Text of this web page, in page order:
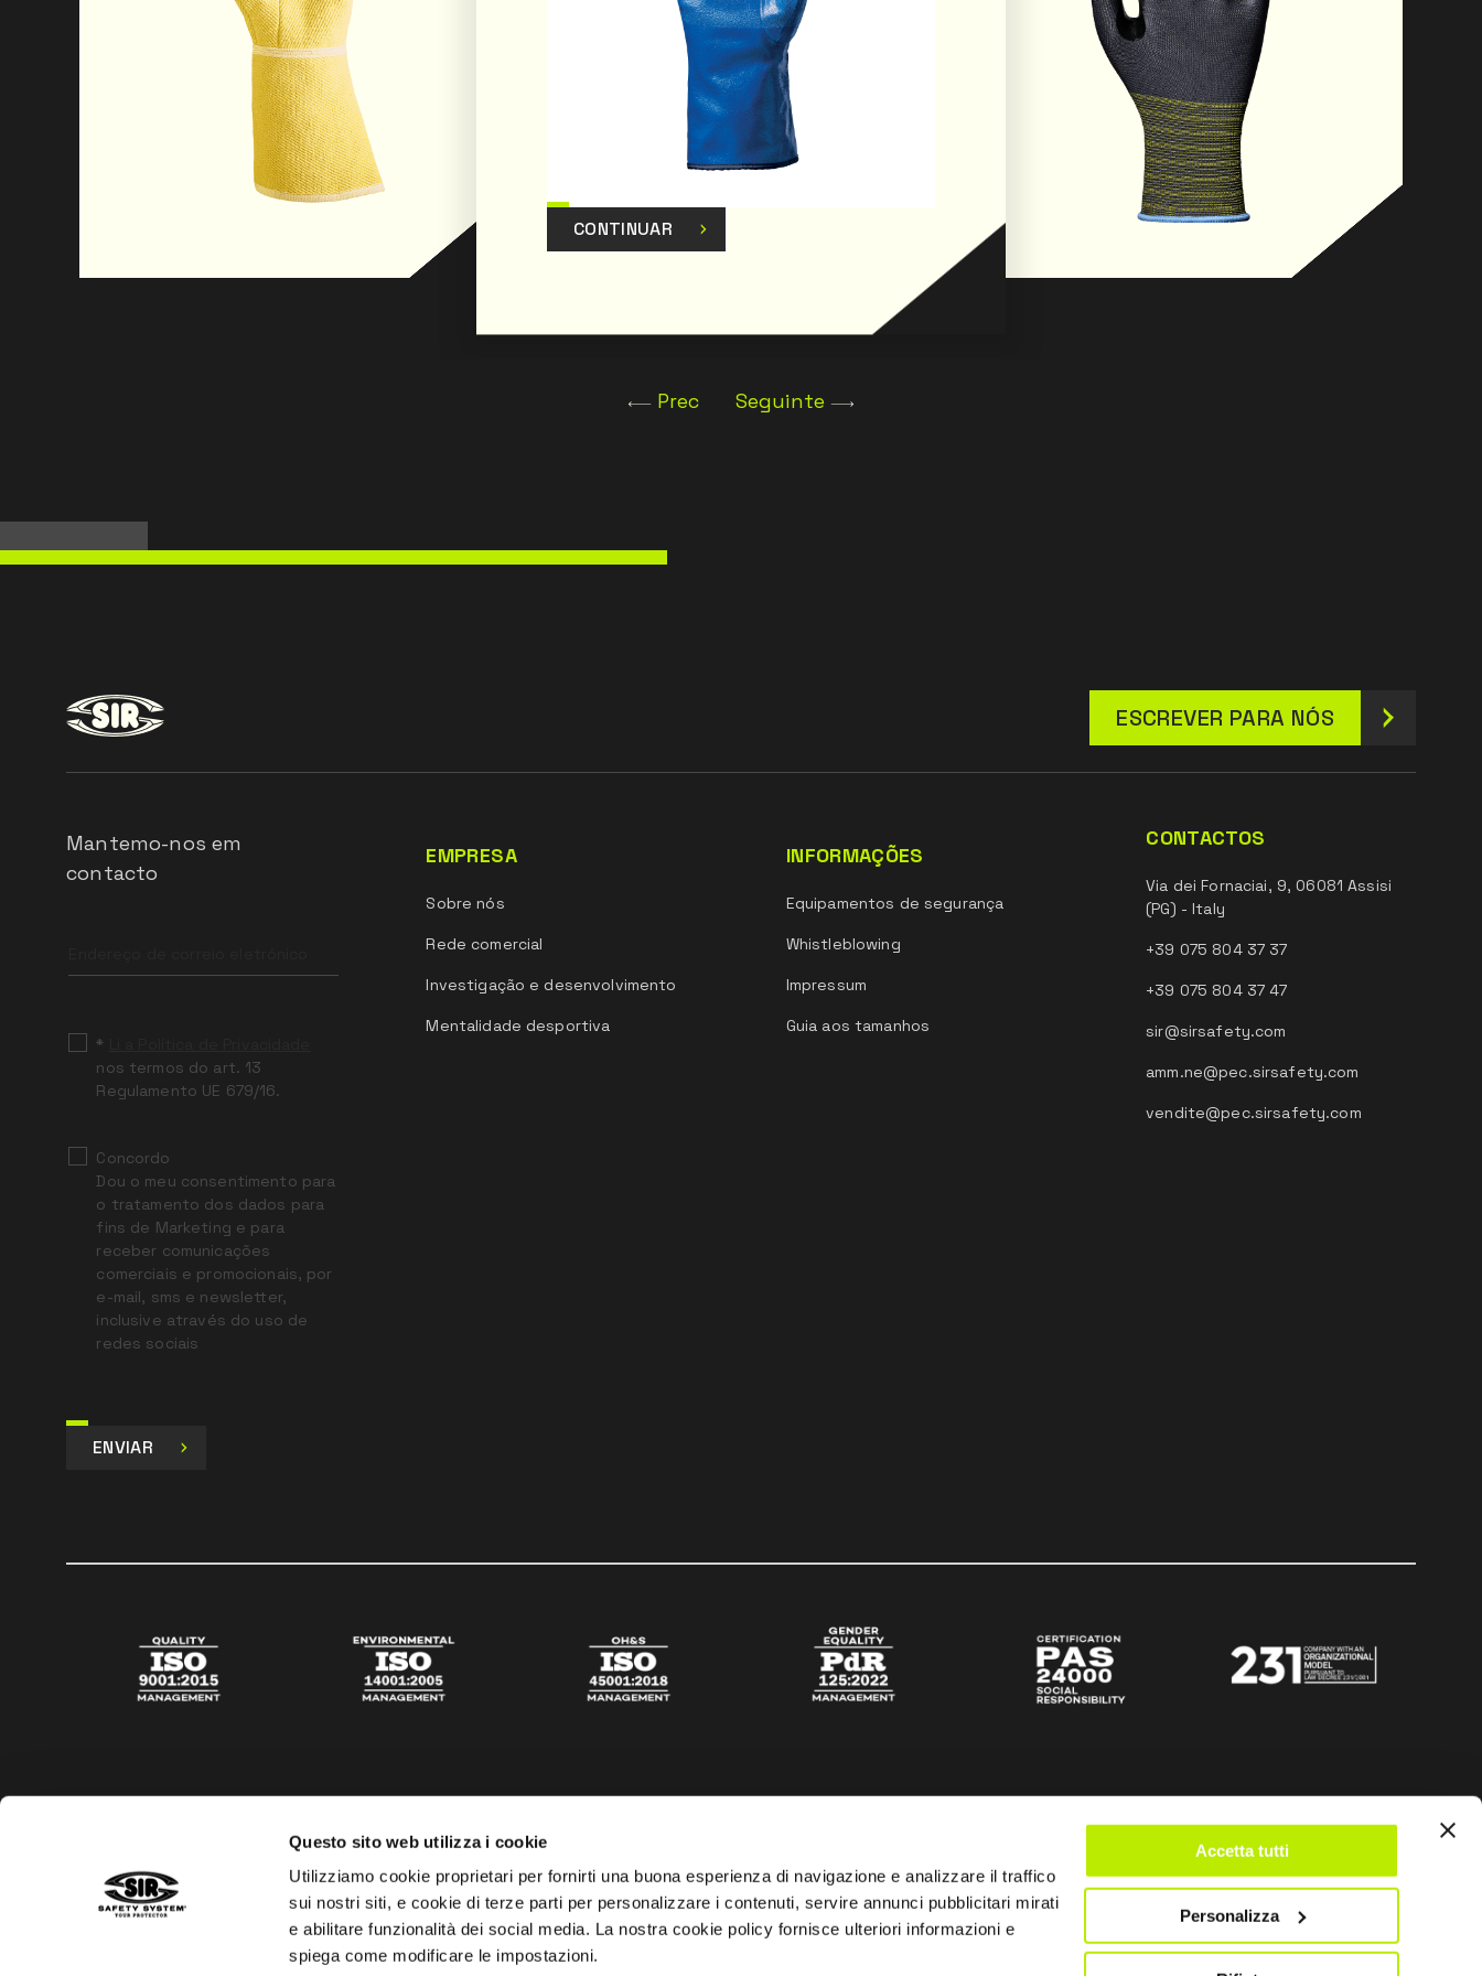
Questo sito web utilizza i cookie
Utilizziamo cookie proprietari per fornirti una buona esperienza di navigazione e analizzare il traffico
sui nostri siti, e cookie di terze parti per personalizzare i contenuti, servire annunci pubblicitari mirati
e abilitare funzionalità dei social media. La nostra cookie policy fornisce ulteriori informazioni e
spiega come modificare le impostazioni.
Accetta tutti
Personalizza
CONTINUAR
Prec Seguinte
ESCREVER PARA NÓS
Mantemo-nos em
contacto
field
*
nos termos do art. 13
Regulamento UE 679/16.
Concordo
Dou o meu consentimento para
o tratamento dos dados para
fins de Marketing e para
receber comunicações
comerciais e promocionais, por
e-mail, sms e newsletter,
inclusive através do uso de
redes sociais
ENVIAR
EMPRESA
Sobre nós
Rede comercial
Investigação e desenvolvimento
Mentalidade desportiva
INFORMAÇÕES
Equipamentos de segurança
Whistleblowing
Impressum
Guia aos tamanhos
CONTACTOS
Via dei Fornaciai, 9, 06081 Assisi
(PG) - Italy
+39 075 804 37 37
+39 075 804 37 47
sir@sirsafety.com
amm.ne@pec.sirsafety.com
vendite@pec.sirsafety.com